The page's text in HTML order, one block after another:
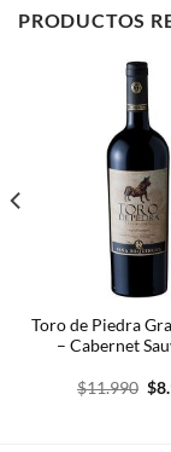
PRODUCTOS
Toro de Piedra
– Cabernet
$11.990 El
$